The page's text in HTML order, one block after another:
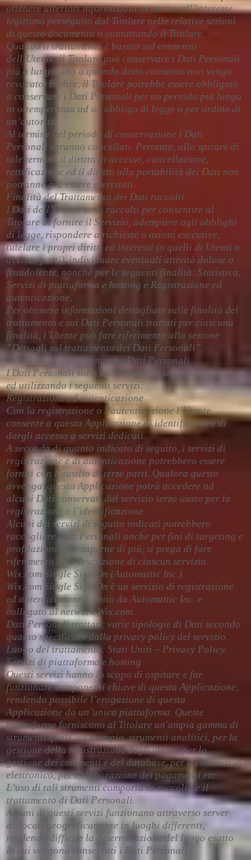
ottenere ulteriori informazioni in merito all’interesse
legittimo perseguito dal Titolare nelle relative sezioni
di questo documento o contattando il Titolare.
Quando il trattamento è basato sul consenso
dell’Utente, il Titolare può conservare i Dati Personali
più a lungo sino a quando detto consenso non venga
revocato. Inoltre, il Titolare potrebbe essere obbligato
a conservare i Dati Personali per un periodo più lungo
in ottemperanza ad un obbligo di legge o per ordine di
un’autorità.
Al termine del periodo di conservazione i Dati
Personali saranno cancellati. Pertanto, allo spirare di
tale termine il diritto di accesso, cancellazione,
rettificazione ed il diritto alla portabilità dei Dati non
potranno più essere esercitati.
Finalità del Trattamento dei Dati raccolti
I Dati dell’Utente sono raccolti per consentire al
Titolare di fornire il Servizio, adempiere agli obblighi
di legge, rispondere a richieste o azioni esecutive,
tutelare i propri diritti ed interessi (o quelli di Utenti o
di terze parti), individuare eventuali attività dolose o
fraudolente, nonché per le seguenti finalità: Statistica,
Servizi di piattaforma e hosting e Registrazione ed
autenticazione.
Per ottenere informazioni dettagliate sulle finalità del
trattamento e sui Dati Personali trattati per ciascuna
finalità, l’Utente può fare riferimento alla sezione
“Dettagli sul trattamento dei Dati Personali”.
Dettagli sul trattamento dei Dati Personali
I Dati Personali sono raccolti per le seguenti finalità
ed utilizzando i seguenti servizi:
Registrazione ed autenticazione
Con la registrazione o l’autenticazione l’Utente
consente a questa Applicazione di identificarlo e di
dargli accesso a servizi dedicati.
A seconda di quanto indicato di seguito, i servizi di
registrazione e di autenticazione potrebbero essere
forniti con l’ausilio di terze parti. Qualora questo
avvenga, questa Applicazione potrà accedere ad
alcuni Dati conservati dal servizio terzo usato per la
registrazione o l’identificazione.
Alcuni dei servizi di seguito indicati potrebbero
raccogliere Dati Personali anche per fini di targeting e
profilazione; per saperne di più, si prega di fare
riferimento alla descrizione di ciascun servizio.
Wix.com Single Sign On (Automattic Inc.)
Wix.com Single Sign On è un servizio di registrazione
ed autenticazione fornito da Automattic Inc. e
collegato al network Wix.com.
Dati Personali trattati: varie tipologie di Dati secondo
quanto specificato dalla privacy policy del servizio.
Luogo del trattamento: Stati Uniti – Privacy Policy.
Servizi di piattaforma e hosting
Questi servizi hanno lo scopo di ospitare e far
funzionare componenti chiave di questa Applicazione,
rendendo possibile l’erogazione di questa
Applicazione da un’unica piattaforma. Queste
piattaforme forniscono al Titolare un'ampia gamma di
strumenti quali, ad esempio, strumenti analitici, per la
gestione della registrazione degli utenti, per la
gestione dei commenti e del database, per il commercio
elettronico, per l’elaborazione dei pagamenti etc.
L’uso di tali strumenti comporta la raccolta e il
trattamento di Dati Personali.
Alcuni di questi servizi funzionano attraverso server
dislocati geograficamente in luoghi differenti,
rendendo difficile la determinazione del luogo esatto
in cui vengono conservati i Dati Personali.